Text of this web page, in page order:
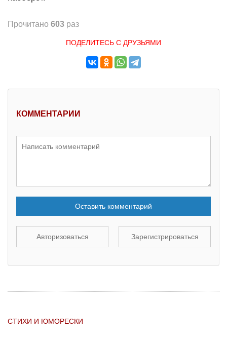
Прочитано 603 раз
ПОДЕЛИТЕСЬ С ДРУЗЬЯМИ
КОММЕНТАРИИ
Оставить комментарий
Авторизоваться Зарегистрироваться
СТИХИ И ЮМОРЕСКИ